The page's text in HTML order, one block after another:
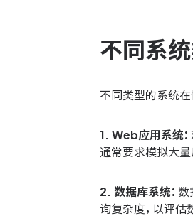
不同系
不同类型的系统
1. Web应用系统：
通常要求模拟大量
2. 数据库系统： 数
询复杂度，以评估